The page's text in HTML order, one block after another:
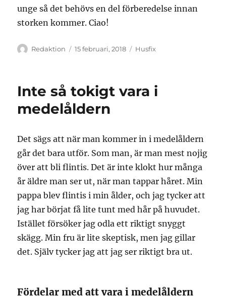
unge så det behövs en del förberedelse innan
storken kommer. Ciao!
Författare
Redaktion
Publicerat
15 februari, 2018 Kategorier
Husfix
Inte så tokigt vara i
medelåldern
Det sägs att när man kommer in i medelåldern
går det bara utför. Som man, är man mest nojig
över att bli flintis. Det är inte klokt hur många
år äldre man ser ut, när man tappar håret. Min
pappa blev flintis i min ålder, och jag tycker att
jag har börjat få lite tunt med hår på huvudet.
Istället försöker jag odla ett riktigt snyggt
skägg. Min fru är lite skeptisk, men jag gillar
det. Själv tycker jag att jag ser riktigt bra ut.
Fördelar med att vara i medelåldern